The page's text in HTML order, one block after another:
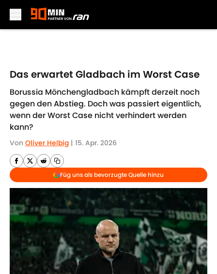
Das erwartet Gladbach im Worst Case
Borussia Mönchengladbach kämpft derzeit noch
gegen den Abstieg. Doch was passiert eigentlich,
wenn der Worst Case nicht verhindert werden
kann?
Von Oliver Helbig | 15. Apr. 2026
Füg uns als bevorzugte Quelle hinzu